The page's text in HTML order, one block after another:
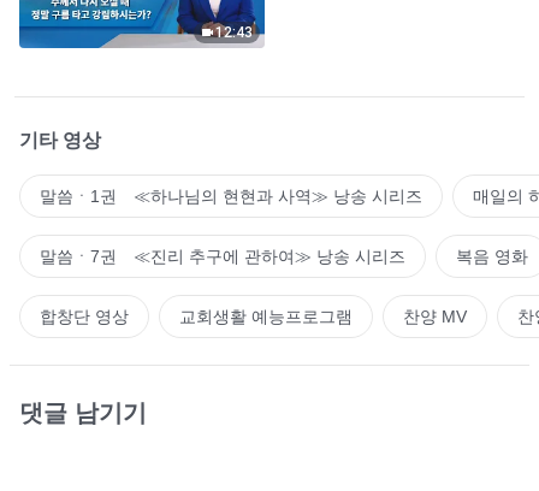
12:43
기타 영상
말씀ㆍ1권 ≪하나님의 현현과 사역≫ 낭송 시리즈 매일의
말씀ㆍ7권 ≪진리 추구에 관하여≫ 낭송 시리즈 복음 영화
합창단 영상 교회생활 예능프로그램 찬양 MV 찬
댓글 남기기